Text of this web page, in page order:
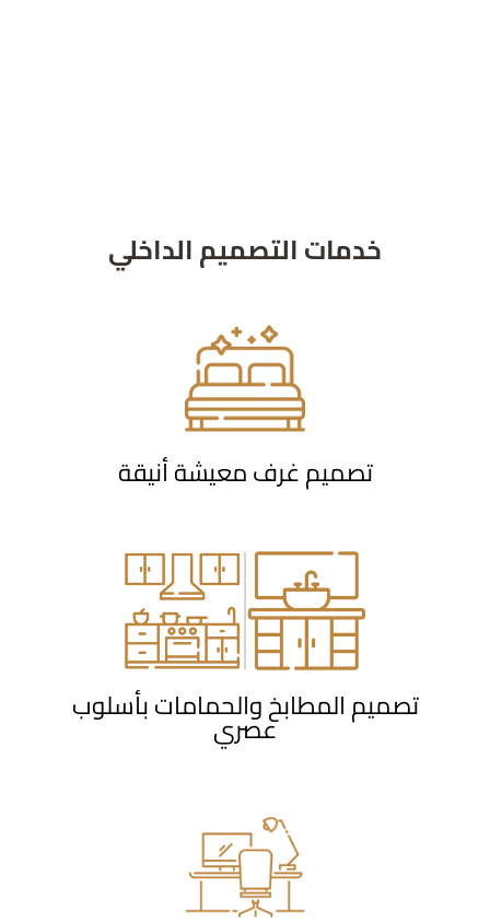
خدمات التصميم الداخلي
تصميم غرف معيشة أنيقة
تصميم المطابخ والحمامات بأسلوب
عصري